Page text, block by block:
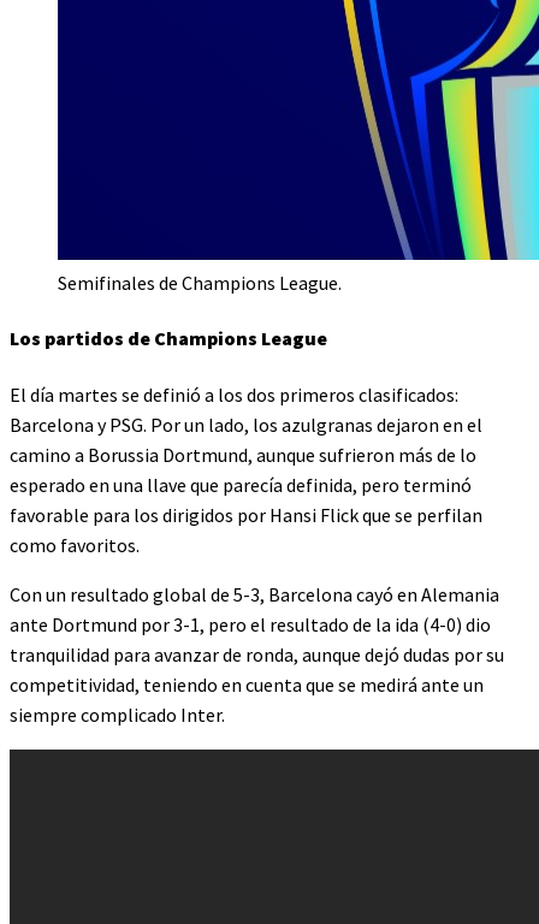
Semifinales de Champions League.
Los partidos de Champions League
El día martes se definió a los dos primeros clasificados:
Barcelona y PSG. Por un lado, los azulgranas dejaron en el
camino a Borussia Dortmund, aunque sufrieron más de lo
esperado en una llave que parecía definida, pero terminó
favorable para los dirigidos por Hansi Flick que se perfilan
como favoritos.
Con un resultado global de 5-3, Barcelona cayó en Alemania
ante Dortmund por 3-1, pero el resultado de la ida (4-0) dio
tranquilidad para avanzar de ronda, aunque dejó dudas por su
competitividad, teniendo en cuenta que se medirá ante un
siempre complicado Inter.